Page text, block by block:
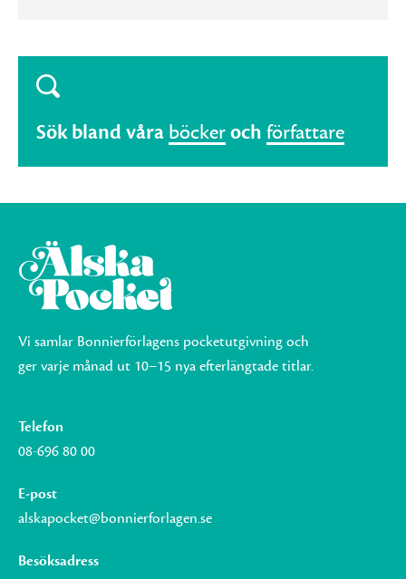
Sök bland våra böckeroch författare
Vi samlar Bonnierförlagens pocketutgivning och
ger varje månad ut 10–15 nya efterlängtade titlar.
Telefon
08-696 80 00
E-post
alskapocket@bonnierforlagen.se
Besöksadress